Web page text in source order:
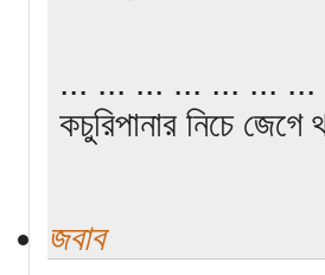
... ... ... ... ... ...
কচুরিপানার নিচে জেগে
জবাব